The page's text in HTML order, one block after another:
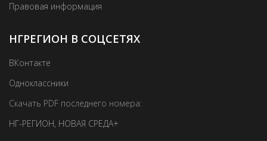
Правовая информация
НГРЕГИОН В СОЦСЕТЯХ
ВКонтакте
Одноклассники
Скачать PDF последнего номера:
НГ-РЕГИОН, НОВАЯ СРЕДА+